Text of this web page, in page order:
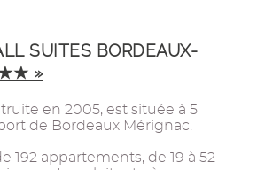
SUITES BORDEAUX-
»
en 2005, est située à 5
de Bordeaux Mérignac.
192 appartements, de 19 à 52